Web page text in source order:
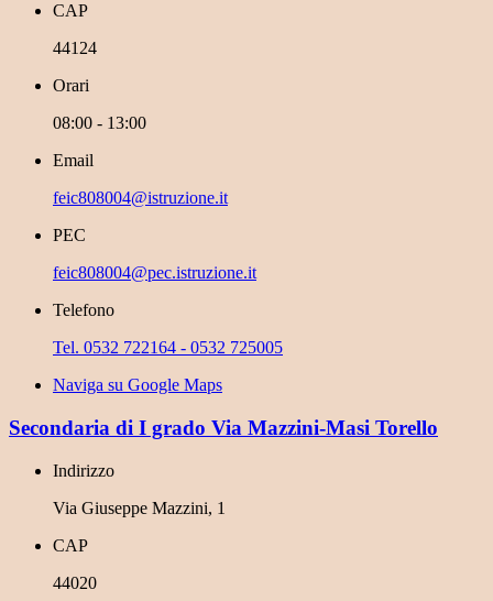
CAP
44124
Orari
08:00 - 13:00
Email
feic808004@istruzione.it
PEC
feic808004@pec.istruzione.it
Telefono
Tel. 0532 722164 - 0532 725005
Naviga su Google Maps
Secondaria di I grado Via Mazzini-Masi Torello
Indirizzo
Via Giuseppe Mazzini, 1
CAP
44020